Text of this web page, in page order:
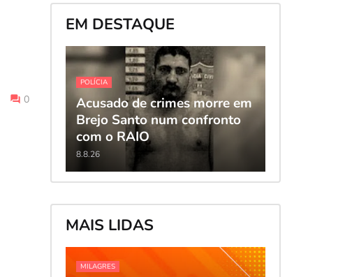
0
EM DESTAQUE
POLÍCIA
Acusado de crimes morre em
Brejo Santo num confronto
com o RAIO
8.8.26
MAIS LIDAS
MILAGRES